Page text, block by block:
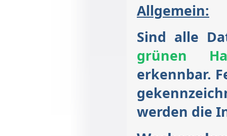
Allgemein:
Sind alle
grünen
erkennbar.
werden die